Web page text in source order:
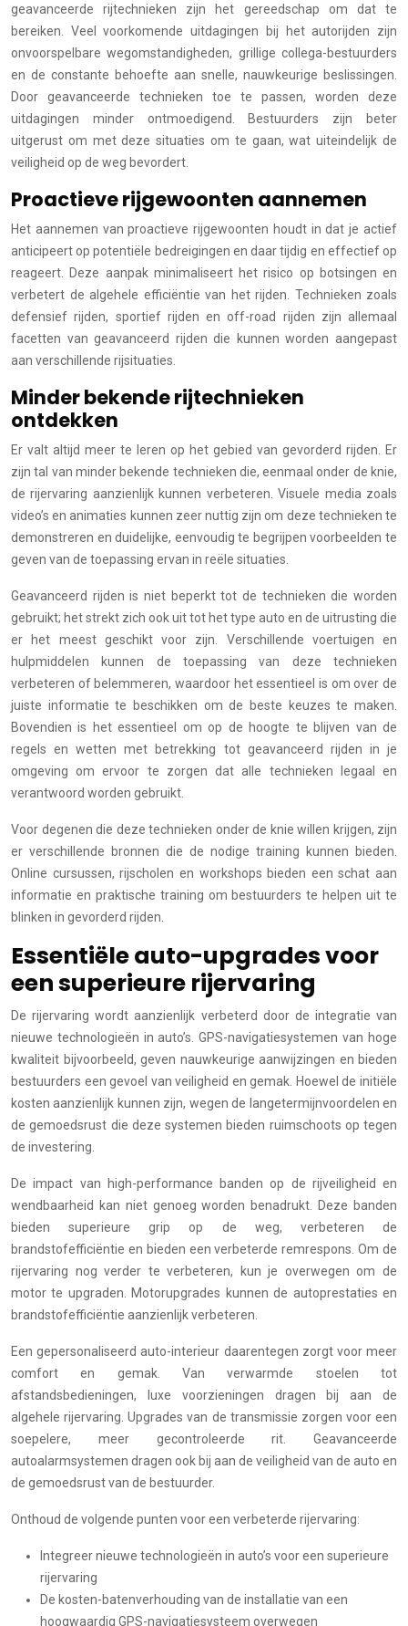
geavanceerde rijtechnieken zijn het gereedschap om dat te
bereiken. Veel voorkomende uitdagingen bij het autorijden zijn
onvoorspelbare wegomstandigheden, grillige collega-bestuurders
en de constante behoefte aan snelle, nauwkeurige beslissingen.
Door geavanceerde technieken toe te passen, worden deze
uitdagingen minder ontmoedigend. Bestuurders zijn beter
uitgerust om met deze situaties om te gaan, wat uiteindelijk de
veiligheid op de weg bevordert.
Proactieve rijgewoonten aannemen
Het aannemen van proactieve rijgewoonten houdt in dat je actief
anticipeert op potentiële bedreigingen en daar tijdig en effectief op
reageert. Deze aanpak minimaliseert het risico op botsingen en
verbetert de algehele efficiëntie van het rijden. Technieken zoals
defensief rijden, sportief rijden en off-road rijden zijn allemaal
facetten van geavanceerd rijden die kunnen worden aangepast
aan verschillende rijsituaties.
Minder bekende rijtechnieken
ontdekken
Er valt altijd meer te leren op het gebied van gevorderd rijden. Er
zijn tal van minder bekende technieken die, eenmaal onder de knie,
de rijervaring aanzienlijk kunnen verbeteren. Visuele media zoals
video’s en animaties kunnen zeer nuttig zijn om deze technieken te
demonstreren en duidelijke, eenvoudig te begrijpen voorbeelden te
geven van de toepassing ervan in reële situaties.
Geavanceerd rijden is niet beperkt tot de technieken die worden
gebruikt; het strekt zich ook uit tot het type auto en de uitrusting die
er het meest geschikt voor zijn. Verschillende voertuigen en
hulpmiddelen kunnen de toepassing van deze technieken
verbeteren of belemmeren, waardoor het essentieel is om over de
juiste informatie te beschikken om de beste keuzes te maken.
Bovendien is het essentieel om op de hoogte te blijven van de
regels en wetten met betrekking tot geavanceerd rijden in je
omgeving om ervoor te zorgen dat alle technieken legaal en
verantwoord worden gebruikt.
Voor degenen die deze technieken onder de knie willen krijgen, zijn
er verschillende bronnen die de nodige training kunnen bieden.
Online cursussen, rijscholen en workshops bieden een schat aan
informatie en praktische training om bestuurders te helpen uit te
blinken in gevorderd rijden.
Essentiële auto-upgrades voor
een superieure rijervaring
De rijervaring wordt aanzienlijk verbeterd door de integratie van
nieuwe technologieën in auto’s. GPS-navigatiesystemen van hoge
kwaliteit bijvoorbeeld, geven nauwkeurige aanwijzingen en bieden
bestuurders een gevoel van veiligheid en gemak. Hoewel de initiële
kosten aanzienlijk kunnen zijn, wegen de langetermijnvoordelen en
de gemoedsrust die deze systemen bieden ruimschoots op tegen
de investering.
De impact van high-performance banden op de rijveiligheid en
wendbaarheid kan niet genoeg worden benadrukt. Deze banden
bieden superieure grip op de weg, verbeteren de
brandstofefficiëntie en bieden een verbeterde remrespons. Om de
rijervaring nog verder te verbeteren, kun je overwegen om de
motor te upgraden. Motorupgrades kunnen de autoprestaties en
brandstofefficiëntie aanzienlijk verbeteren.
Een gepersonaliseerd auto-interieur daarentegen zorgt voor meer
comfort en gemak. Van verwarmde stoelen tot
afstandsbedieningen, luxe voorzieningen dragen bij aan de
algehele rijervaring. Upgrades van de transmissie zorgen voor een
soepelere, meer gecontroleerde rit. Geavanceerde
autoalarmsystemen dragen ook bij aan de veiligheid van de auto en
de gemoedsrust van de bestuurder.
Onthoud de volgende punten voor een verbeterde rijervaring:
Integreer nieuwe technologieën in auto’s voor een superieure
rijervaring
De kosten-batenverhouding van de installatie van een
hoogwaardig GPS-navigatiesysteem overwegen